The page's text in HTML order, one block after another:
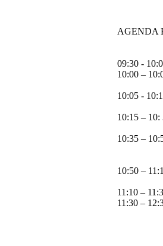
AGENDA
09:30 -
10:00 –
10:05 -
10:15 –
pentru
10:35 –
10:50 –
11:10 –
11:30 –